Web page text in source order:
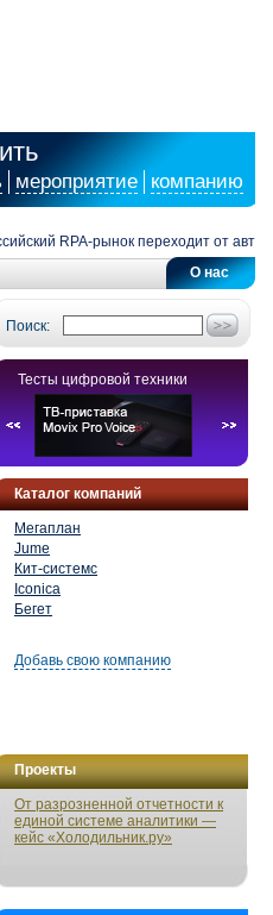
мероприятие компанию
RPA-рынок переходит от
О нас
Поиск:
Тесты цифровой техники
Каталог компаний
Мегаплан
Jume
Кит-системс
Iconica
Бегет
Добавь свою компанию
Проекты
От разрозненной отчетности к
единой системе аналитики —
кейс «Холодильник.ру»